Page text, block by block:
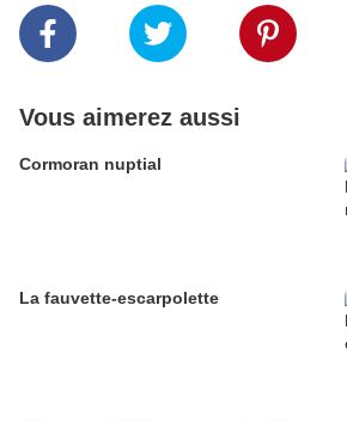
Vous aimerez aussi
Cormoran nuptial
La fauvette-escarpolette